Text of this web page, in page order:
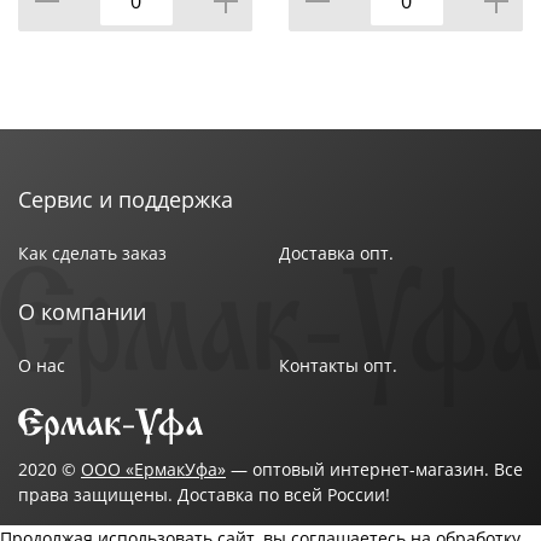
Сервис и поддержка
Как сделать заказ Доставка опт.
О компании
О нас Контакты опт.
2020 © ООО «ЕрмакУфа» — оптовый интернет-магазин. Все
права защищены. Доставка по всей России!